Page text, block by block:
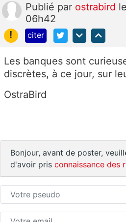
Publié par ostrabird
06h42
!
citer
Les banques sont
discrètes, à ce jour, sur
OstraBird
Bonjour, avant de poster,
d'avoir pris connaissance des